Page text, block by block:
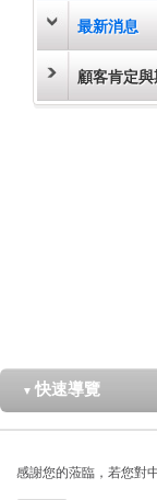
最新消息
顧客肯定
▼ 快速導覽
感謝您的蒞臨，若您對